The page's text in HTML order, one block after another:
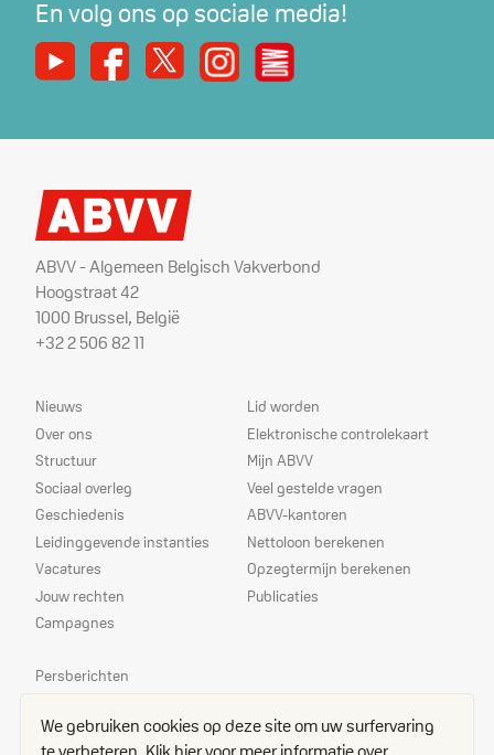
En volg ons op sociale media!
Youtube Facebook
X InstagramDe Nieuwe Werker
ABVV - Algemeen Belgisch Vakverbond
Hoogstraat 42
1000 Brussel, België
+32 2 506 82 11
Sitemap
Nieuws
Over ons
Structuur
Sociaal overleg
Geschiedenis
Leidinggevende instanties
Vacatures
Jouw rechten
Campagnes
Dienstverlening
Lid worden
Elektronische controlekaart
Mijn ABVV
Veel gestelde vragen
ABVV-kantoren
Nettoloon berekenen
Opzegtermijn berekenen
Publicaties
Prioriteiten
Persberichten
Delegees
We gebruiken cookies op deze site om uw surfervaring